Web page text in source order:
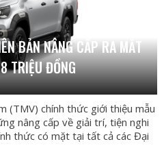
BẢN NÂNG CẤP RA MẮT
TRIỆU ĐỒNG
(TMV) chính thức giới thiệu mẫu
nâng cấp về giải trí, tiện nghi
thức có mặt tại tất cả các Đại